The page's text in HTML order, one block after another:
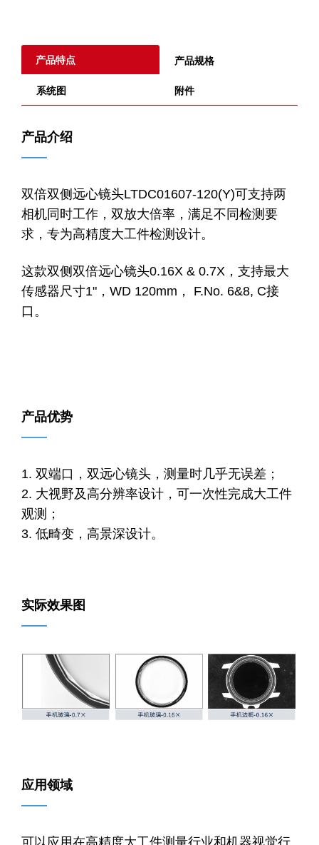
产品特点 产品规格
系统图 附件
产品介绍
——
双倍双侧远心镜头LTDC01607-120(Y)可支持两
相机同时工作，双放大倍率，满足不同检测要
求，专为高精度大工件检测设计。
这款双侧双倍远心镜头0.16X & 0.7X，支持最大
传感器尺寸1"，WD 120mm， F.No. 6&8, C接
口。
产品优势
——
1. 双端口，双远心镜头，测量时几乎无误差；
2. 大视野及高分辨率设计，可一次性完成大工件
观测；
3. 低畸变，高景深设计。
实际效果图
——
应用领域
——